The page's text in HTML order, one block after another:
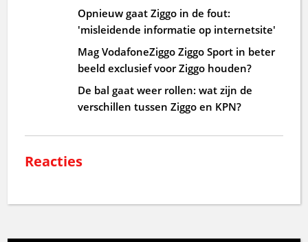
Opnieuw gaat Ziggo in de fout:
'misleidende informatie op internetsite'
Mag VodafoneZiggo Ziggo Sport in beter
beeld exclusief voor Ziggo houden?
De bal gaat weer rollen: wat zijn de
verschillen tussen Ziggo en KPN?
Reacties